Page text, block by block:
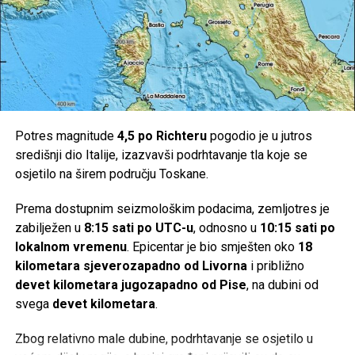
vezati za Allaha, dž.š., u stvarnom životu.
Jedna od prilika da se ovakvo nešto učini je kada dijete
recimo zagubi igračku. Roditelji trebaju pomoći djetetu da
to nađe, rekavši da će mu Allah pomoći da pronađe
izgubljeno, a potom prouče dovu da se nađe izgubljena
igračku!‘ Nakon pronalaska izgubljene stvari, treba dijete
podsjetiti da mu je Allah, dž.š., pomogao da pronađe
igračku i da se treba zahvaliti. Ovakav pristup u dječijim
pomaže.
Druga mogućnost je da se dijete pred polazak na spavanje
podstakne na učenje Ajetu-l-Kursijje. Ova prilika se
iskoristi da se kod djeteta razvije lijepo mišljenje o
melekima. „Sine, ako ovo proučiš, dragi Allah ti pošalje
naštetiti. Allah će ti poslati čuvara koji je jak i ne da
Potres magnitude 4,5 po Richterupogodio je u jutros
središnji dio Italije, izazvavši podrhtavanje tla koje se
osjetilo na širem području Toskane.
Prema dostupnim seizmološkim podacima, zemljotres je
zabilježen u 8:15 sati po UTC-u, odnosno u 10:15 sati po
lokalnom vremenu. Epicentar je bio smješten oko 18
kilometara sjeverozapadno od Livornai približno
devet kilometara jugozapadno od Pise, na dubini od
svega devet kilometara.
Zbog relativno male dubine, podrhtavanje se osjetilo u